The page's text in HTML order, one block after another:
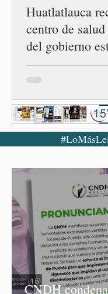
Huatlatlauca
centro de
del gobierno
CNDH condena